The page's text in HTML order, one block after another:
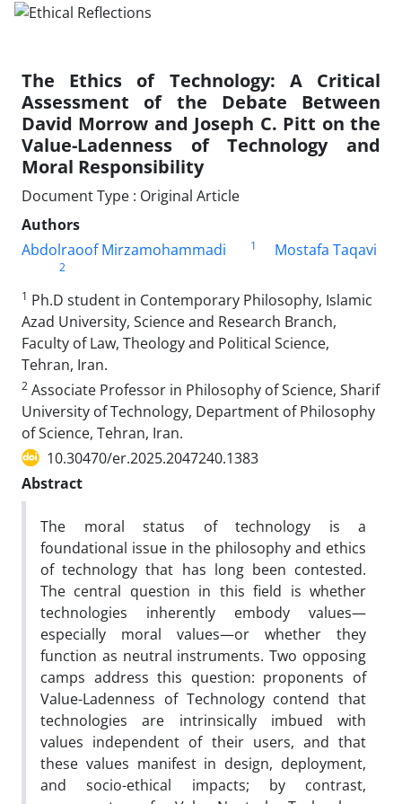
The Ethics of Technology: A Critical
Assessment of the Debate Between
David Morrow and Joseph C. Pitt on the
Value-Ladenness of Technology and
Moral Responsibility
Document Type : Original Article
Authors
Abdolraoof Mirzamohammadi
1 Mostafa Taqavi
2
1 Ph.D student in Contemporary Philosophy, Islamic
Azad University, Science and Research Branch,
Faculty of Law, Theology and Political Science,
Tehran, Iran.
2 Associate Professor in Philosophy of Science, Sharif
University of Technology, Department of Philosophy
of Science, Tehran, Iran.
10.30470/er.2025.2047240.1383
Abstract
The moral status of technology is a
foundational issue in the philosophy and ethics
of technology that has long been contested.
The central question in this field is whether
technologies inherently embody values—
especially moral values—or whether they
function as neutral instruments. Two opposing
camps address this question: proponents of
Value-Ladenness of Technology contend that
technologies are intrinsically imbued with
values independent of their users, and that
these values manifest in design, deployment,
and socio-ethical impacts; by contrast,